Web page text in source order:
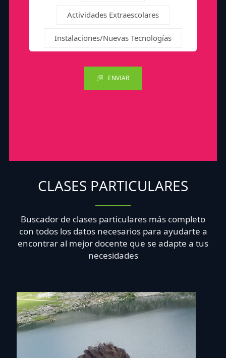
Actividades Extraescolares
Instalaciones/Nuevas Tecnologías
ENVIAR
CLASES PARTICULARES
Buscador de clases particulares más completo
con todos los datos necesarios para ayudarte a
encontrar al mejor docente que se adapte a tus
necesidades